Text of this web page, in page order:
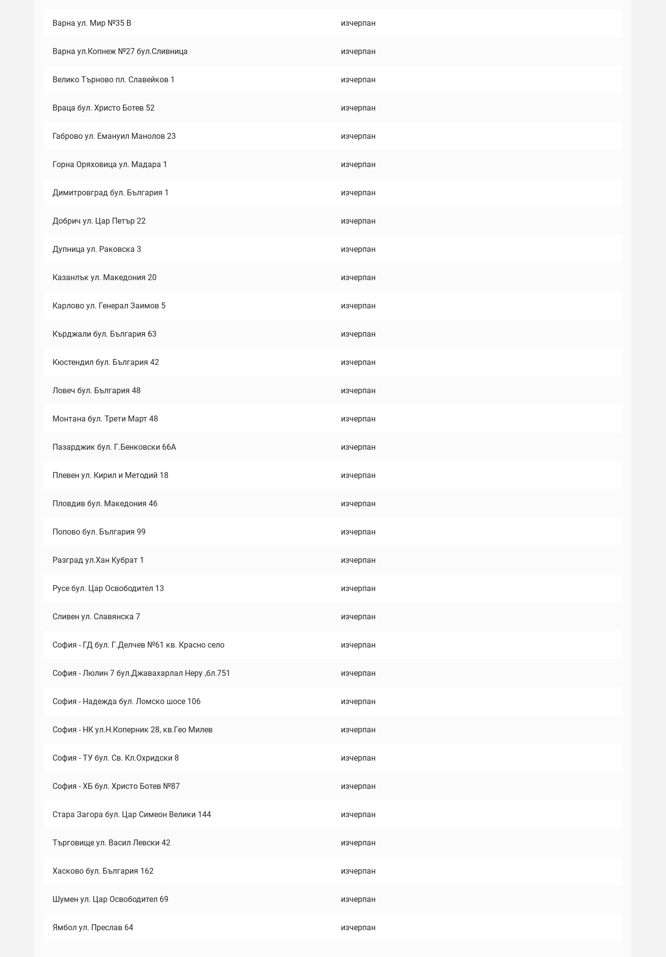
Варна ул. Мир №35 В изчерпан
Варна ул.Копнеж №27 бул.Сливница изчерпан
Велико Търново пл. Славейков 1 изчерпан
Враца бул. Христо Ботев 52 изчерпан
Габрово ул. Емануил Манолов 23 изчерпан
Горна Оряховица ул. Мадара 1 изчерпан
Димитровград бул. България 1 изчерпан
Добрич ул. Цар Петър 22 изчерпан
Дупница ул. Раковска 3 изчерпан
Казанлък ул. Македония 20 изчерпан
Карлово ул. Генерал Заимов 5 изчерпан
Кърджали бул. България 63 изчерпан
Кюстендил бул. България 42 изчерпан
Ловеч бул. България 48 изчерпан
Монтана бул. Трети Март 48 изчерпан
Пазарджик бул. Г.Бенковски 66А изчерпан
Плевен ул. Кирил и Методий 18 изчерпан
Пловдив бул. Македония 46 изчерпан
Попово бул. България 99 изчерпан
Разград ул.Хан Кубрат 1 изчерпан
Русе бул. Цар Освободител 13 изчерпан
Сливен ул. Славянска 7 изчерпан
София - ГД бул. Г.Делчев №61 кв. Красно село изчерпан
София - Люлин 7 бул.Джавахарлал Неру ,бл.751 изчерпан
София - Надежда бул. Ломско шосе 106 изчерпан
София - НК ул.Н.Коперник 28, кв.Гео Милев изчерпан
София - ТУ бул. Св. Кл.Охридски 8 изчерпан
София - ХБ бул. Христо Ботев №87 изчерпан
Стара Загора бул. Цар Симеон Велики 144 изчерпан
Търговище ул. Васил Левски 42 изчерпан
Хасково бул. България 162 изчерпан
Шумен ул. Цар Освободител 69 изчерпан
Ямбол ул. Преслав 64 изчерпан